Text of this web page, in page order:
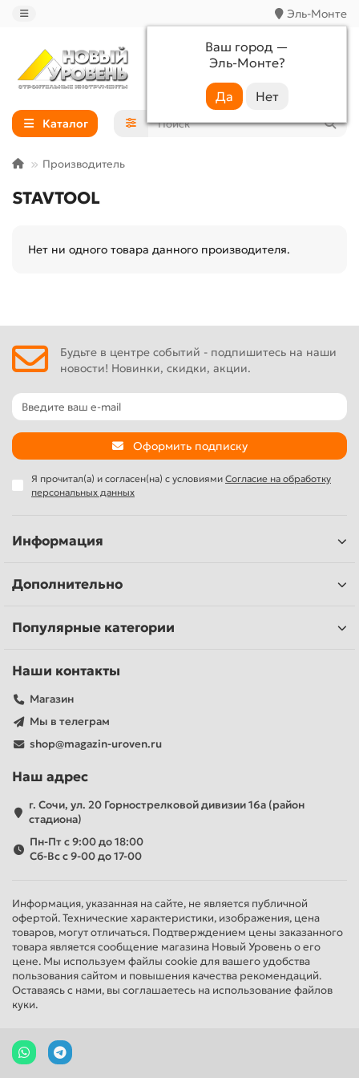
Эль-Монте
Ваш город —
Эль-Монте?
+7 (988) 233-44-52
Каталог
Производитель
STAVTOOL
Нет ни одного товара данного производителя.
Будьте в центре событий - подпишитесь на наши
новости! Новинки, скидки, акции.
Оформить подписку
Я прочитал(а) и согласен(на) с условиями Согласие на обработку
персональных данных
Информация
Дополнительно
Популярные категории
Наши контакты
Магазин
Мы в телеграм
shop@magazin-uroven.ru
Наш адрес
г. Сочи, ул. 20 Горнострелковой дивизии 16а (район
стадиона)
Пн-Пт с 9:00 до 18:00
Сб-Вс с 9-00 до 17-00
Информация, указанная на сайте, не является публичной
офертой. Технические характеристики, изображения, цена
товаров, могут отличаться. Подтверждением цены заказанного
товара является сообщение магазина Новый Уровень о его
цене. Мы используем файлы cookie для вашего удобства
пользования сайтом и повышения качества рекомендаций.
Оставаясь с нами, вы соглашаетесь на использование файлов
куки.